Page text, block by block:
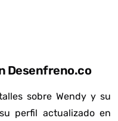
Desenfreno.co
sobre Wendy y su
perfil actualizado en